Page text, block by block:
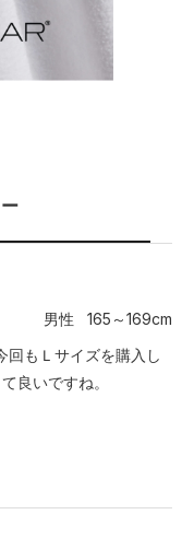
男性 165～169cm
もＬサイズを購入し
良いですね。